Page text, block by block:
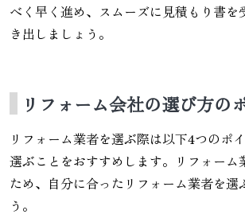
べく早く進め、スムーズに見積もり書を
き出しましょう。
リフォーム会社の選び方の
リフォーム業者を選ぶ際は以下4つのポ
選ぶことをおすすめします。リフォーム
ため、自分に合ったリフォーム業者を選
う。